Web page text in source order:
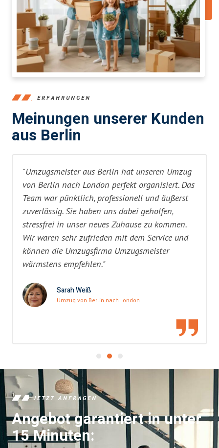
ERFAHRUNGEN
Meinungen unserer Kunden
aus Berlin
"Umzugsmeister aus Berlin hat unseren Umzug
von Berlin nach London perfekt organisiert. Das
Team war pünktlich, professionell und äußerst
zuverlässig. Sie haben uns dabei geholfen,
stressfrei in unser neues Zuhause zu kommen.
Wir waren sehr zufrieden mit dem Service und
können die Umzugsfirma Umzugsmeister
wärmstens empfehlen."
Sarah Weiß
Umzug von Berlin nach London
JETZT ANFRAGEN
Angebot garantiert in unter
15 Minuten: